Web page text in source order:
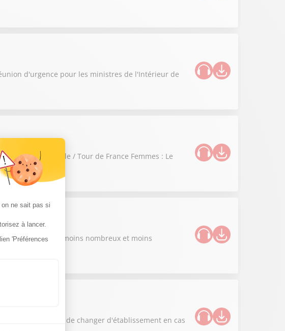
d'urgence pour les ministres de l'Intérieur de
en Moselle / Tour de France Femmes : Le
Des vacanciers moins nombreux et moins
contraints de changer d'établissement en cas